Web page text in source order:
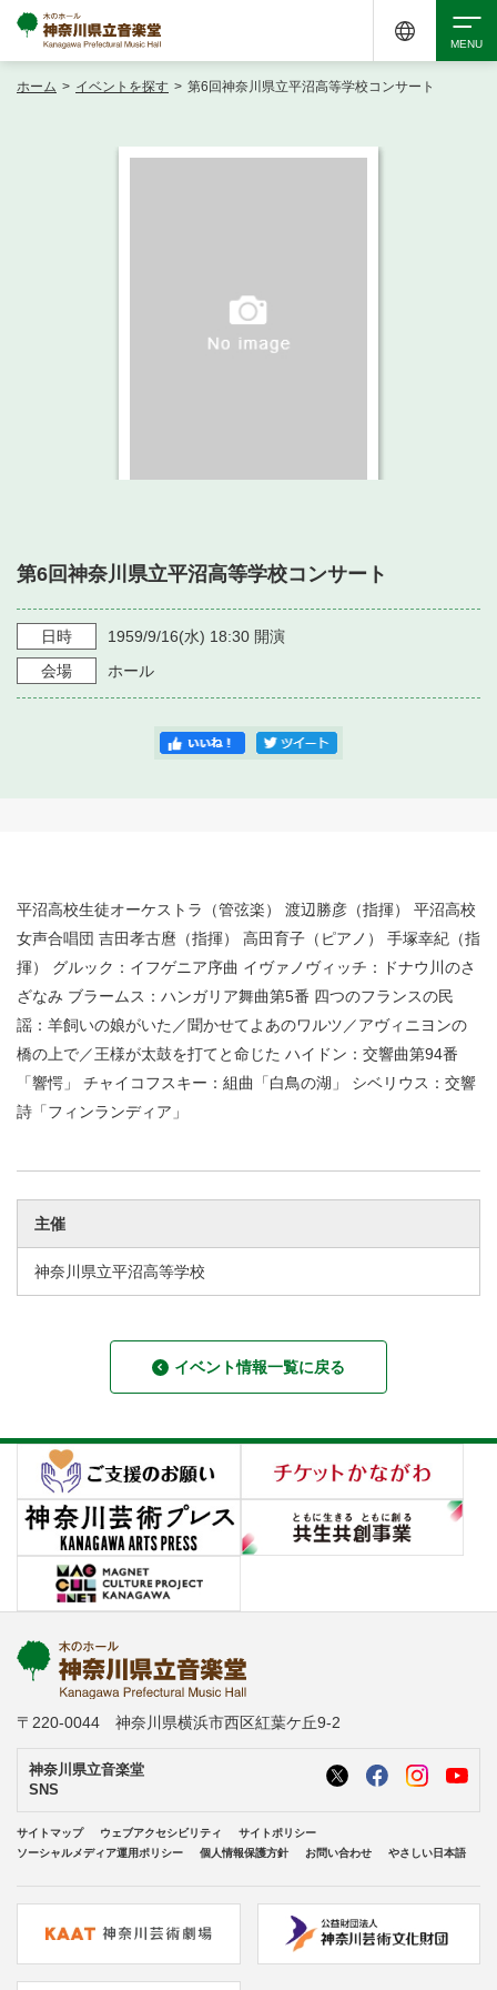
・ 空き状況
・ 抽選対象日
・ 利用料金
・ 音楽堂のご案内
・ フロアマップ
神奈川県立音楽堂
SNS
ホーム > イベントを探す > 第6回神奈川県立平沼高等学校コンサート
第6回神奈川県立平沼高等学校コンサート
日時 1959/9/16(水) 18:30 開演
会場
ホール
平沼高校生徒オーケストラ（管弦楽） 渡辺勝彦（指揮） 平沼高校
女声合唱団 吉田孝古麿（指揮） 高田育子（ピアノ） 手塚幸紀（指
揮） グルック：イフゲニア序曲 イヴァノヴィッチ：ドナウ川のさ
ざなみ ブラームス：ハンガリア舞曲第5番 四つのフランスの民
謡：羊飼いの娘がいた／聞かせてよあのワルツ／アヴィニヨンの
橋の上で／王様が太鼓を打てと命じた ハイドン：交響曲第94番
「響愕」 チャイコフスキー：組曲「白鳥の湖」 シベリウス：交響
詩「フィンランディア」
主催
神奈川県立平沼高等学校
イベント情報一覧に戻る
〒220-0044 神奈川県横浜市西区紅葉ケ丘9-2
神奈川県立音楽堂
SNS
サイトマップ ウェブアクセシビリティ
サイトポリシー
ソーシャルメディア運用ポリシー
個人情報保護方針 お問い合わせ やさしい日本語